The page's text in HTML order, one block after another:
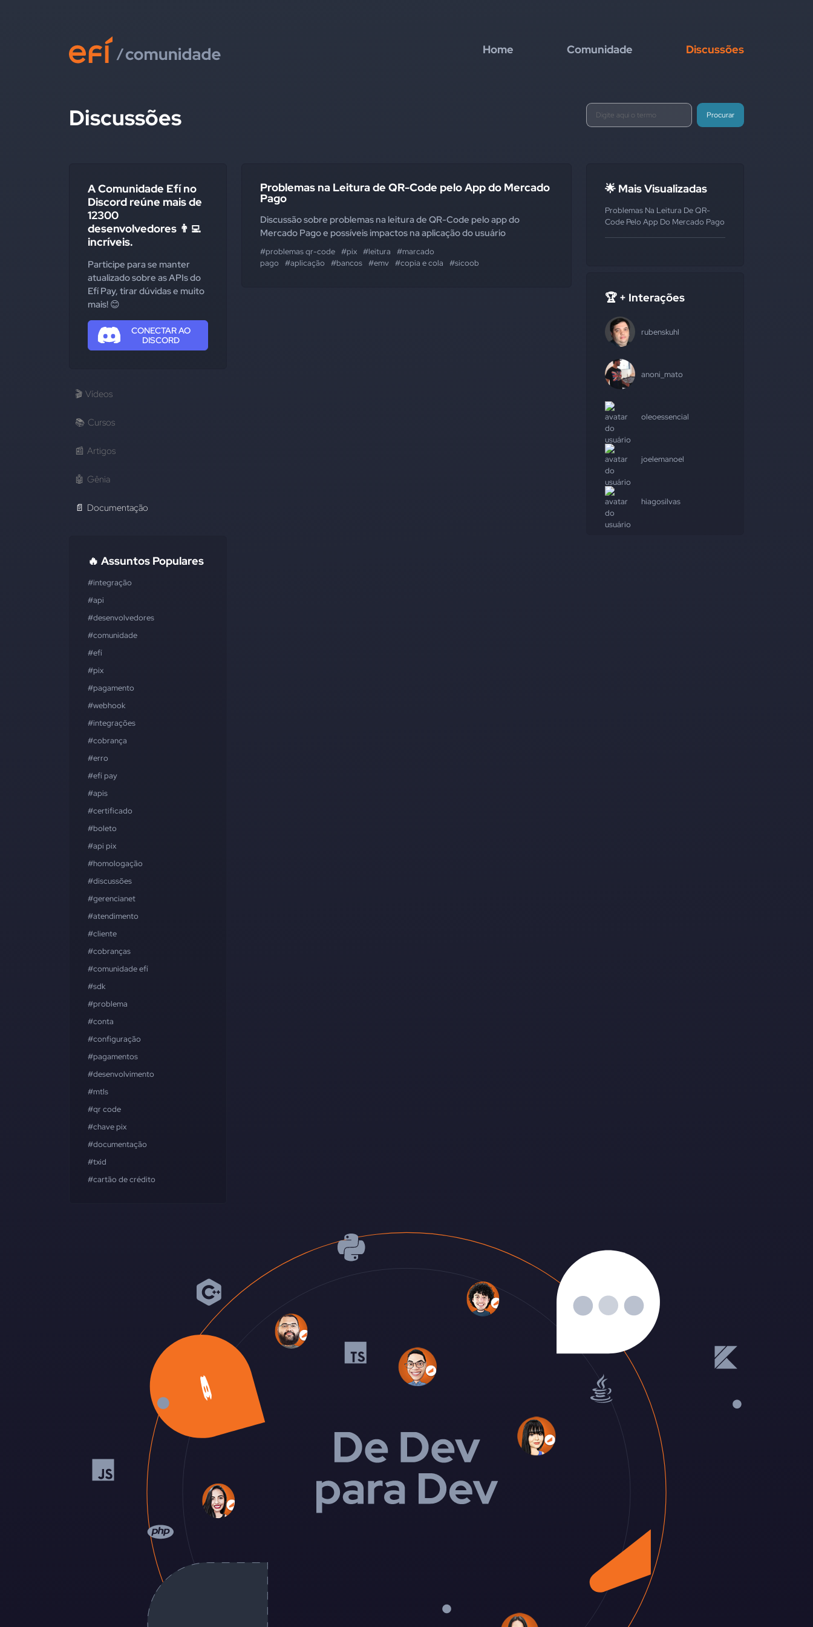
Home Comunidade Discussões
Discussões Procurar
A Comunidade Efí no
Discord reúne mais de
12300
desenvolvedores 👨‍💻
incríveis.
Participe para se manter
atualizado sobre as APIs do
Efí Pay, tirar dúvidas e muito
mais! 😊
CONECTAR AO
DISCORD
🎬 Vídeos
📚 Cursos
📰 Artigos
🤖 Gênia
📄 Documentação
🔥 Assuntos Populares
#integração
#api
#desenvolvedores
#comunidade
#efí
#pix
#pagamento
#webhook
#integrações
#cobrança
#erro
#efí pay
#apis
#certificado
#boleto
#api pix
#homologação
#discussões
#gerencianet
#atendimento
#cliente
#cobranças
#comunidade efí
#sdk
#problema
#conta
#configuração
#pagamentos
#desenvolvimento
#mtls
#qr code
#chave pix
#documentação
#txid
#cartão de crédito
Problemas na Leitura de QR-Code pelo App do Mercado
Pago
Discussão sobre problemas na leitura de QR-Code pelo app do
Mercado Pago e possíveis impactos na aplicação do usuário
#problemas qr-code #pix #leitura
#marcado
pago
#aplicação #bancos #emv #copia e cola #sicoob
🌟 Mais Visualizadas
Problemas Na Leitura De QR-
Code Pelo App Do Mercado Pago
🏆 + Interações
rubenskuhl
anoni_mato
oleoessencial
joelemanoel
hiagosilvas